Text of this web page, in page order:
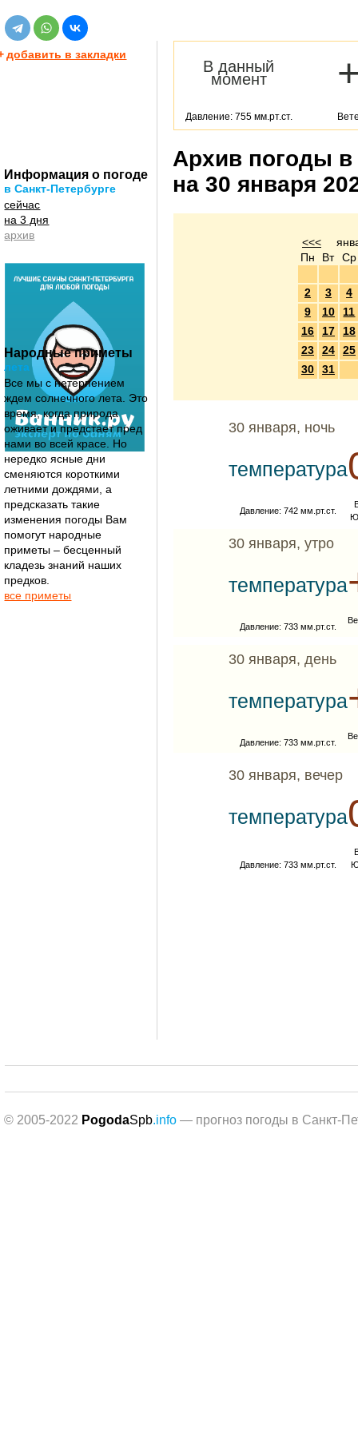
добавить в закладки
Информация о погоде
в Санкт-Петербурге
сейчас
на 3 дня
архив
Народные приметы
лета
Все мы с нетерпением
ждем солнечного лета. Это
время, когда природа
оживает и предстает пред
нами во всей красе. Но
нередко ясные дни
сменяются короткими
летними дождями, а
предсказать такие
изменения погоды Вам
помогут народные
приметы – бесценный
кладезь знаний наших
предков.
все приметы
В данный
момент
Давление: 755 мм.рт.ст.
Архив погоды в
на 30 января
<<<
Пн
Вт Ср
2 3
4
9
10
11
16
17
18
23
24
25
30
31
30 января, ночь
температура
Давление: 742 мм.рт.ст.
30 января, утро
температура
Давление: 733 мм.рт.ст.
30 января, день
температура
Давление: 733 мм.рт.ст.
30 января, вечер
температура
Давление: 733 мм.рт.ст.
© 2005-2022 PogodaSpb.info — прогноз погоды в Санкт-